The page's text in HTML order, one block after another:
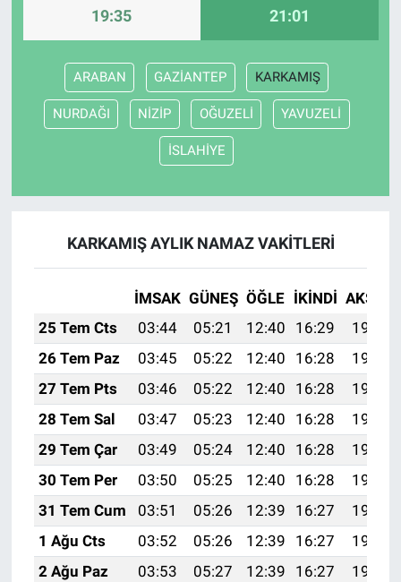
19:35 21:01
ARABAN GAZİANTEP KARKAMIŞ
NURDAĞI NİZİP OĞUZELİ YAVUZELİ
İSLAHİYE
KARKAMIŞ AYLIK NAMAZ VAKITLERI
İMSAK GÜNEŞ ÖĞLE İKINDI AKŞAM
25 Tem Cts
03:44 05:21 12:40 16:29
19:48
26 Tem Paz
03:45 05:22 12:40 16:28
19:48
27 Tem Pts
03:46 05:22 12:40 16:28
19:47
28 Tem Sal
03:47 05:23 12:40 16:28
19:46
29 Tem Çar
03:49 05:24 12:40 16:28
19:45
30 Tem Per
03:50 05:25 12:40 16:28
19:44
31 Tem Cum
03:51 05:26 12:39 16:27
19:43
1 Ağu Cts
03:52 05:26 12:39 16:27
19:43
2 Ağu Paz
03:53 05:27 12:39 16:27
19:42